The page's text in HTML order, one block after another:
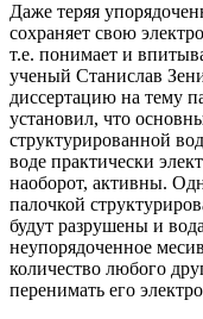
Даже теряя
сохраняет свою
т.е. понимает и
ученый Станислав
диссертацию на тему
установил, что
структурированной
воде практически
наоборот, активны.
палочкой
будут разрушены и
неупорядоченное
количество любого
перенимать его